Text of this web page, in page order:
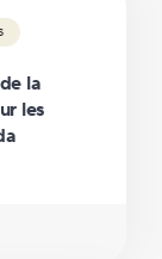
la
les